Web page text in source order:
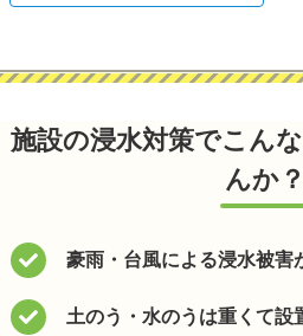
施設の浸水対策でこん
んか？
豪雨・台風による浸水被害
土のう・水のうは重くて設